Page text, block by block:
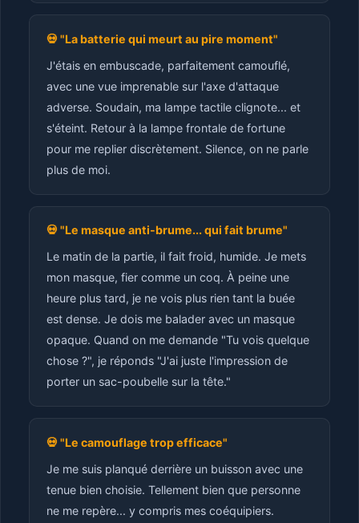
💀 "La batterie qui meurt au pire moment"
J'étais en embuscade, parfaitement camouflé,
avec une vue imprenable sur l'axe d'attaque
adverse. Soudain, ma lampe tactile clignote... et
s'éteint. Retour à la lampe frontale de fortune
pour me replier discrètement. Silence, on ne parle
plus de moi.
💀 "Le masque anti-brume... qui fait brume"
Le matin de la partie, il fait froid, humide. Je mets
mon masque, fier comme un coq. À peine une
heure plus tard, je ne vois plus rien tant la buée
est dense. Je dois me balader avec un masque
opaque. Quand on me demande "Tu vois quelque
chose ?", je réponds "J'ai juste l'impression de
porter un sac-poubelle sur la tête."
💀 "Le camouflage trop efficace"
Je me suis planqué derrière un buisson avec une
tenue bien choisie. Tellement bien que personne
ne me repère... y compris mes coéquipiers.